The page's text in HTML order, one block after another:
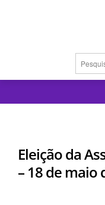
Eleição da
– 18 de maio